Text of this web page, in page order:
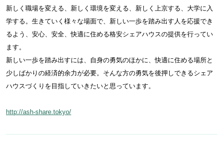
新しく職場を変える、新しく環境を変える、新しく上京する、大学に入
学する。生きていく様々な場面で、新しい一歩を踏み出す人を応援でき
るよう、安心、安全、快適に住める格安シェアハウスの提供を行ってい
ます。
新しい一歩を踏み出すには、自身の勇気のほかに、快適に住める場所と
少しばかりの経済的余力が必要。そんな方の勇気を後押しできるシェア
ハウスづくりを目指していきたいと思っています。
http://ash-share.tokyo/